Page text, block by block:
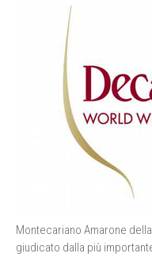
Montecariano Amarone
giudicato dalla più